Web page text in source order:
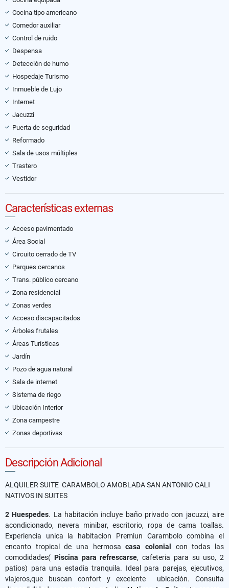
Cocina tipo americano
Comedor auxiliar
Control de ruido
Despensa
Detección de humo
Hospedaje Turismo
Inmueble de Lujo
Internet
Jacuzzi
Puerta de seguridad
Reformado
Sala de usos múltiples
Trastero
Vestidor
Características externas
Acceso pavimentado
Área Social
Circuito cerrado de TV
Parques cercanos
Trans. público cercano
Zona residencial
Zonas verdes
Acceso discapacitados
Árboles frutales
Áreas Turísticas
Jardín
Pozo de agua natural
Sala de internet
Sistema de riego
Ubicación Interior
Zona campestre
Zonas deportivas
Descripción Adicional
ALQUILER SUITE CARAMBOLO AMOBLADA SAN ANTONIO CALI
NATIVOS IN SUITES
2 Huespedes. La habitación incluye baño privado con jacuzzi, aire
acondicionado, nevera minibar, escritorio, ropa de cama toallas.
Experiencia unica la habitacion Premiun Carambolo combina el
encanto tropical de una hermosacasa colonial con todas las
comodidades( Piscina para refrescarse, cafeteria para su uso, 2
patios) para una estadia tranquila. Ideal para parejas, ejecutivos,
viajeros,que buscan confort y excelente ubicación. Consulta